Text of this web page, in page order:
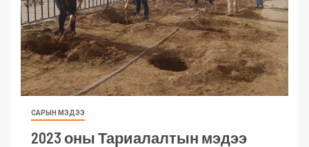
САРЫН МЭДЭЭ
2023 оны Тариалалтын мэдээ